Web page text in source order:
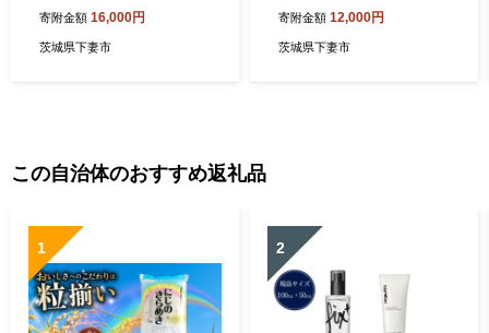
毛和牛 小分け デミグラスソ
ース 】[SZR]
寄附金額 16,000円
茨城県下妻市
毛和牛 はんばーぐ 小分け 】
[SZR]
寄附金額 12,000円
茨城県下妻市
この自治体のおすすめ返礼品
1 2